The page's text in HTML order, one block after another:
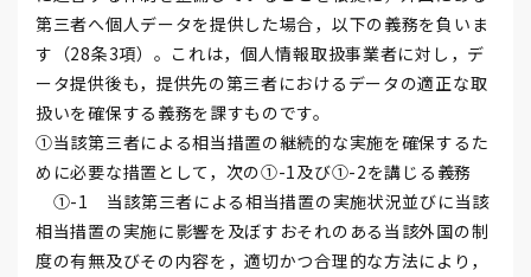
第三者へ個人データを提供した場合，以下の義務を負いま
す（28条3項）。これは，個人情報取扱事業者に対し，デ
ータ提供後も，提供先の第三者におけるデータの適正な取
扱いを確保する義務を課すものです。
①当該第三者による相当措置の継続的な実施を確保するた
めに必要な措置として，次の①-1及び①-2を講じる義務
①-1 当該第三者による相当措置の実施状況並びに当該
相当措置の実施に影響を及ぼすおそれのある当該外国の制
度の有無及びその内容を，適切かつ合理的な方法により，